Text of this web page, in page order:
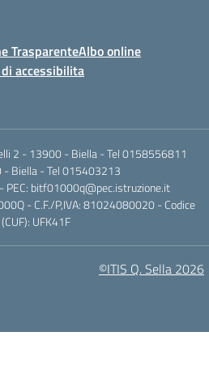
TrasparenteAlbo online
accessibilita
2 - 13900 - Biella - Tel 0158556811
- Biella - Tel 015403213
- PEC: bitf01000q@pec.istruzione.it
- C.F./P,IVA: 81024080020 - Codice
UFK41F
©ITIS Q. Sella 2026